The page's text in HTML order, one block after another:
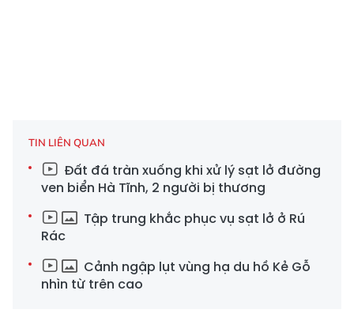
TIN LIÊN QUAN
Đất đá tràn xuống khi xử lý sạt lở đường
ven biển Hà Tĩnh, 2 người bị thương
Tập trung khắc phục vụ sạt lở ở Rú
Rác
Cảnh ngập lụt vùng hạ du hồ Kẻ Gỗ
nhìn từ trên cao